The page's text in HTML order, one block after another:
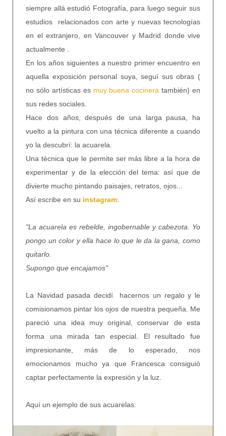
siempre allá estudió Fotografía, para luego seguir sus
estudios relacionados con arte y nuevas tecnologías
en el extranjero, en Vancouver y Madrid donde vive
actualmente .
En los años siguientes a nuestro primer encuentro en
aquella exposición personal suya, seguí sus obras (
no sólo artísticas es muy buena cocinera también) en
sus redes sociales.
Hace dos años, después de una larga pausa, ha
vuelto a la pintura con una técnica diferente a cuando
yo la descubrí: la acuarela.
Una técnica que le permite ser más libre a la hora de
experimentar y de la elección del tema: así que de
divierte mucho pintando paisajes, retratos, ojos...
Así escribe en su instagram:
"La acuarela es rebelde, ingobernable y cabezota. Yo
pongo un color y ella hace lo que le da la gana, como
quitarlo.
Supongo que encajamos"
La Navidad pasada decidí hacernos un regalo y le
comisionamos pintar los ojos de nuestra pequeña. Me
pareció una idea muy original, conservar de esta
forma una mirada tan especial. El resultado fue
impresionante, más de lo esperado, nos
emocionamos mucho ya que Francesca consiguió
captar perfectamente la expresión y la luz.
Aquí un ejemplo de sus acuarelas: